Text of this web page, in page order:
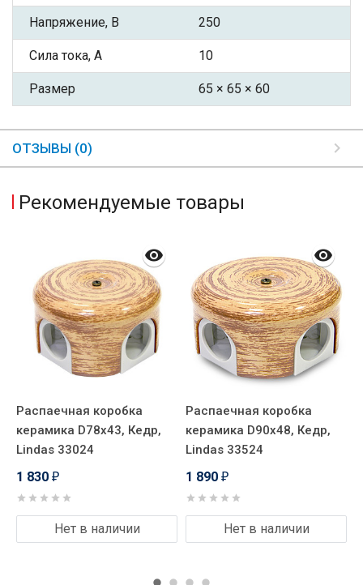
Напряжение, В 250
Сила тока, А 10
Размер 65 × 65 × 60
ОТЗЫВЫ (0)
Рекомендуемые товары
Распаечная коробка
керамика D78х43, Кедр,
Lindas 33024
1 830 ₽
Нет в наличии
Распаечная коробка
керамика D90х48, Кедр,
Lindas 33524
1 890 ₽
Нет в наличии